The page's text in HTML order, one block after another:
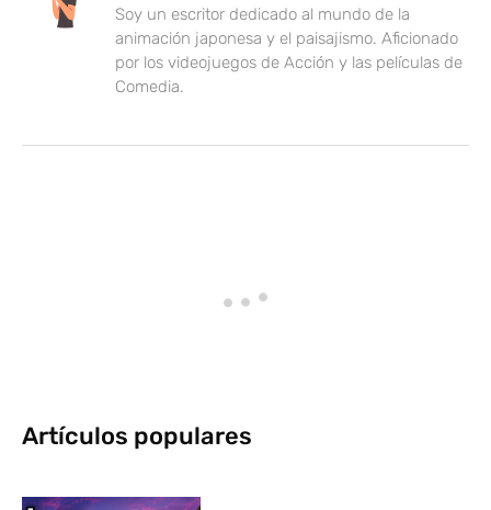
Soy un escritor dedicado al mundo de la
animación japonesa y el paisajismo. Aficionado
por los videojuegos de Acción y las películas de
Comedia.
Artículos populares